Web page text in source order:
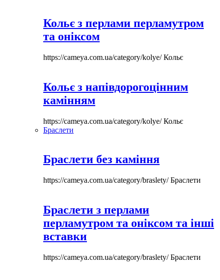
Кольє з перлами перламутром
та оніксом
https://cameya.com.ua/category/kolye/Кольє
Кольє з напівдорогоцінним
камінням
https://cameya.com.ua/category/kolye/Кольє
Браслети
Браслети без каміння
https://cameya.com.ua/category/braslety/Браслети
Браслети з перлами
перламутром та оніксом та інші
вставки
https://cameya.com.ua/category/braslety/Браслети